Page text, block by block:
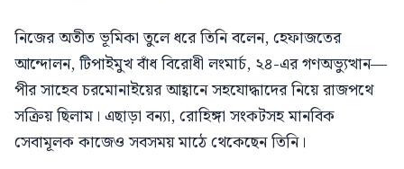
নিজের অতীত ভূমিকা তুলে ধরে তিনি বলেন, হেফাজতের
আন্দোলন, টিপাইমুখ বাঁধ বিরোধী লংমার্চ, ২৪-এর গণঅভ্যুত্থান—
পীর সাহেব চরমোনাইয়ের আহ্বানে সহযোদ্ধাদের নিয়ে রাজপথে
সক্রিয় ছিলাম। এছাড়া বন্যা, রোহিঙ্গা সংকটসহ মানবিক
সেবামূলক কাজেও সবসময় মাঠে থেকেছেন তিনি।